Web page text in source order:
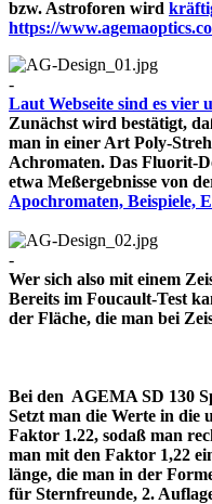
bzw. Astroforen wird
https://
-
Laut Webseite sind es vier
Zunächst wird bestätigt,
man in einer Art Poly-
Achromaten. Das Fluorit-
etwa Meßergebnisse von
Apochromaten, Beispiele,
-
Wer sich also mit einem
Bereits im Foucault-Test
der Fläche, die man bei
Bei den AGEMA SD 130
Setzt man die Werte in die
Faktor 1.22, sodaß man
man mit den Faktor 1,22
länge, die man in der
für Sternfreunde, 2.